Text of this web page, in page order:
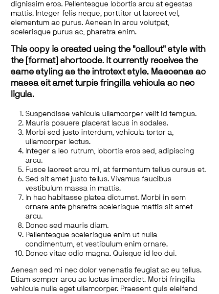
dignissim eros. Pellentesque lobortis arcu at egestas
mattis. Integer felis neque, porttitor ut laoreet vel,
elementum ac purus. Aenean in arcu volutpat,
scelerisque purus ac, pharetra enim.
This copy is created using the "callout" style with
the [format] shortcode. It currently receives the
same styling as the introtext style. Maecenas ac
massa sit amet turpis fringilla vehicula ac nec
ligula.
Suspendisse vehicula ullamcorper velit id tempus.
Mauris posuere placerat lacus in sodales.
Morbi sed justo interdum, vehicula tortor a,
ullamcorper lectus.
Integer a leo rutrum, lobortis eros sed, adipiscing
arcu.
Fusce laoreet arcu mi, at fermentum tellus cursus et.
Sed sit amet justo tellus. Vivamus faucibus
vestibulum massa in mattis.
In hac habitasse platea dictumst. Morbi in sem
ornare ante pharetra scelerisque mattis sit amet
arcu.
Donec sed mauris diam.
Pellentesque scelerisque enim ut nulla
condimentum, et vestibulum enim ornare.
Donec vitae odio magna. Quisque id leo dui.
Aenean sed mi nec dolor venenatis feugiat ac eu tellus.
Etiam semper arcu ac luctus imperdiet. Morbi fringilla
vehicula nulla eget ullamcorper. Praesent quis eleifend